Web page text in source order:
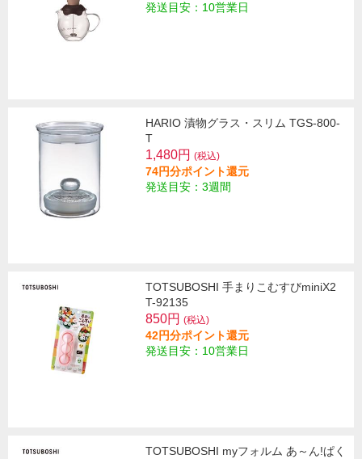
発送目安：10営業日
HARIO 漬物グラス・スリム TGS-800-
T
1,480円 (税込)
74円分ポイント還元
発送目安：3週間
TOTSUBOSHI 手まりこむすびminiX2
T-92135
850円 (税込)
42円分ポイント還元
発送目安：10営業日
TOTSUBOSHI myフォルム あ～ん!ぱく